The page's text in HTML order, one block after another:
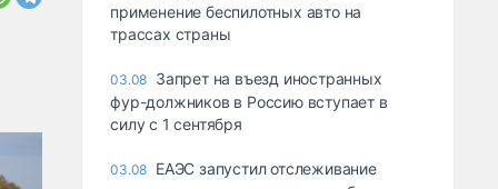
применение беспилотных авто на
трассах страны
03.08 Запрет на въезд иностранных
фур-должников в Россию вступает в
силу с 1 сентября
03.08 ЕАЭС запустил отслеживание